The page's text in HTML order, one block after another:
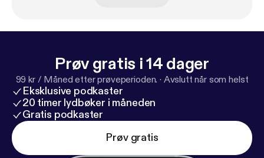
Prøv gratis i 14 dager
99 kr / Måned etter prøveperioden. · Avslutt når som helst
Eksklusive podkaster
20 timer lydbøker i måneden
Gratis podkaster
Prøv gratis